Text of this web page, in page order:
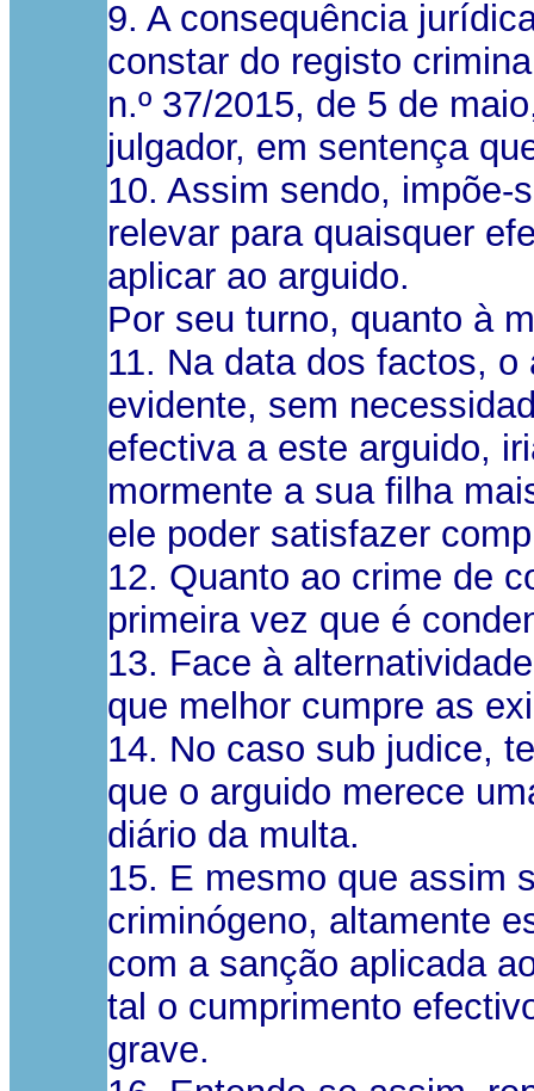
9. A consequência
constar do registo
n.º 37/2015, de 5 de
julgador, em sentença
10. Assim sendo, impõe-
relevar para quaisquer
aplicar ao arguido.
Por seu turno, quanto à
11. Na data dos factos,
evidente, sem
efectiva a este arguido,
mormente a sua filha
ele poder satisfazer
12. Quanto ao crime de
primeira vez que é
13. Face à
que melhor cumpre as
14. No caso sub judice,
que o arguido merece
diário da multa.
15. E mesmo que assim
criminógeno, altamente
com a sanção aplicada
tal o cumprimento
grave.